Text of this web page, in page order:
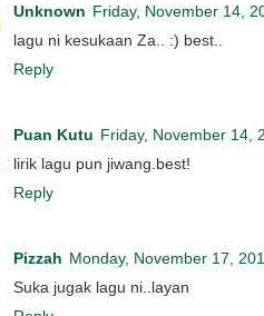
Unknown Friday, November 14,
lagu ni kesukaan Za.. :) best..
Reply
Puan Kutu Friday, November 14,
lirik lagu pun jiwang.best!
Reply
Pizzah Monday, November 17,
Suka jugak lagu ni..layan